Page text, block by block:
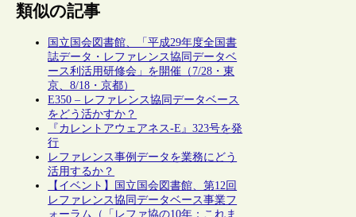
類似の記事
国立国会図書館、「平成29年度全国書
誌データ・レファレンス協同データベ
ース利活用研修会」を開催（7/28・東
京、8/18・京都）
E350 – レファレンス協同データベース
をどう活かすか？
『カレントアウェアネス-E』323号を発
行
レファレンス事例データを業務にどう
活用するか？
【イベント】国立国会図書館、第12回
レファレンス協同データベース事業フ
ォーラム（「レファ協の10年：これま